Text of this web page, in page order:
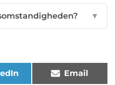
▼
Email